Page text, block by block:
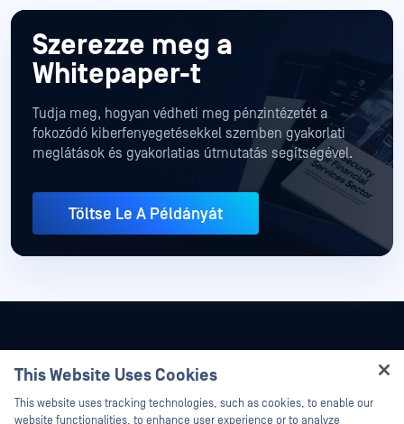
Szerezze meg a
Whitepaper-t
Tudja meg, hogyan védheti meg pénzintézetét a
fokozódó kiberfenyegetésekkel szemben gyakorlati
meglátások és gyakorlatias útmutatás segítségével.
Töltse Le A Példányát
This Website Uses Cookies
This website uses tracking technologies, such as cookies, to enable our
website functionalities, to enhance user experience or to analyze
Hey there!
I'm Ozzy, your OPSWAT virtual assistant.